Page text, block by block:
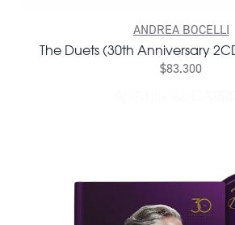
ANDREA BOCELLI
The Duets (30th Anniversary
$83.300